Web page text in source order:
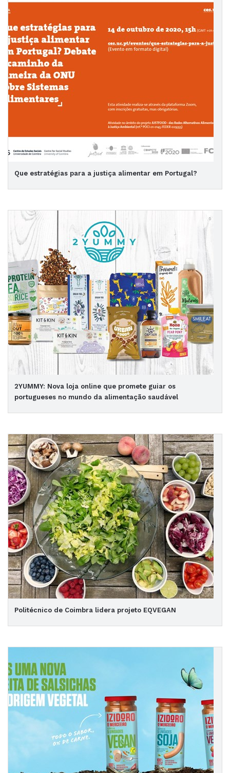
Que estratégias para a justiça alimentar em Portugal?
2YUMMY: Nova loja online que promete guiar os
portugueses no mundo da alimentação saudável
Politécnico de Coimbra lidera projeto EQVEGAN